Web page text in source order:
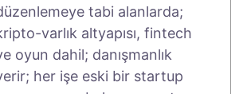
tabi alanlarda;
varlık altyapısı, fintech
oyun dahil; danışmanlık
her işe eski bir startup